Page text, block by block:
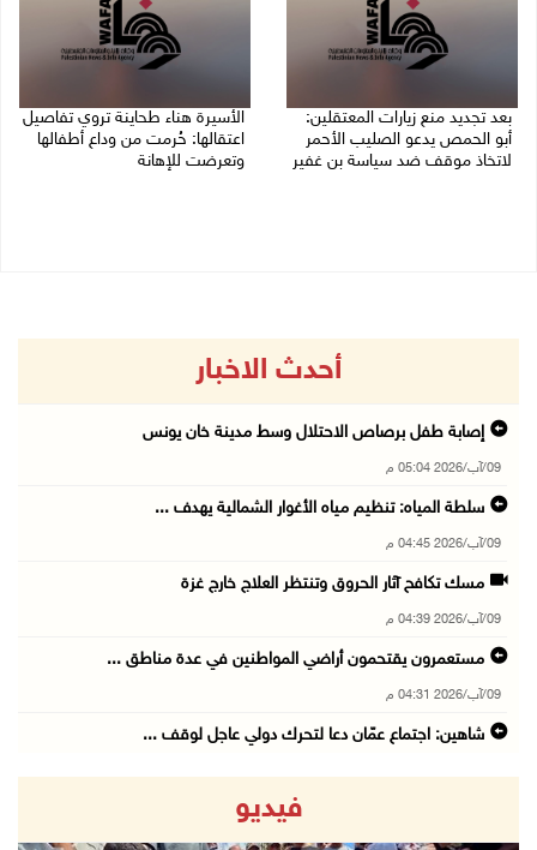
بعد تجديد منع زيارات المعتقلين:
أبو الحمص يدعو الصليب الأحمر
لاتخاذ موقف ضد سياسة بن غفير
الأسيرة هناء طحاينة تروي تفاصيل
اعتقالها: حُرمت من وداع أطفالها
وتعرضت للإهانة
أحدث الاخبار
إصابة طفل برصاص الاحتلال وسط مدينة خان يونس
09/آب/2026 05:04 م
سلطة المياه: تنظيم مياه الأغوار الشمالية يهدف ...
09/آب/2026 04:45 م
مسك تكافح آثار الحروق وتنتظر العلاج خارج غزة
09/آب/2026 04:39 م
مستعمرون يقتحمون أراضي المواطنين في عدة مناطق ...
09/آب/2026 04:31 م
شاهين: اجتماع عمّان دعا لتحرك دولي عاجل لوقف ...
برهم: نموذج التعليم الجديد يطوّر التعلم ولا ي ...
فيديو